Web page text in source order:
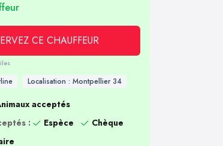
CE CHAUFFEUR
Localisation : Montpellier 34
acceptés
:
Espèce
Chèque